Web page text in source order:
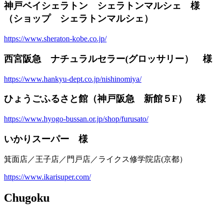
神戸ベイシェラトン シェラトンマルシェ 様
（ショップ シェラトンマルシェ）
https://www.sheraton-kobe.co.jp/
西宮阪急 ナチュラルセラー(グロッサリー） 様
https://www.hankyu-dept.co.jp/nishinomiya/
ひょうごふるさと館（神戸阪急 新館５F） 様
https://www.hyogo-bussan.or.jp/shop/furusato/
いかりスーパー 様
箕面店／王子店／門戸店／ライクス修学院店(京都）
https://www.ikarisuper.com/
Chugoku